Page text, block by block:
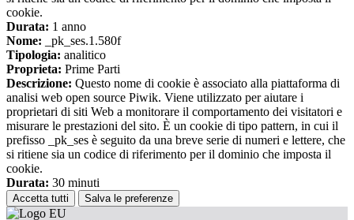
cookie.
Durata: 1 anno
Nome: _pk_ses.1.580f
Tipologia: analitico
Proprieta: Prime Parti
Descrizione: Questo nome di cookie è associato alla piattaforma di
analisi web open source Piwik. Viene utilizzato per aiutare i
proprietari di siti Web a monitorare il comportamento dei visitatori e
misurare le prestazioni del sito. È un cookie di tipo pattern, in cui il
prefisso _pk_ses è seguito da una breve serie di numeri e lettere, che
si ritiene sia un codice di riferimento per il dominio che imposta il
cookie.
Durata: 30 minuti
Accetta tutti Salva le preferenze